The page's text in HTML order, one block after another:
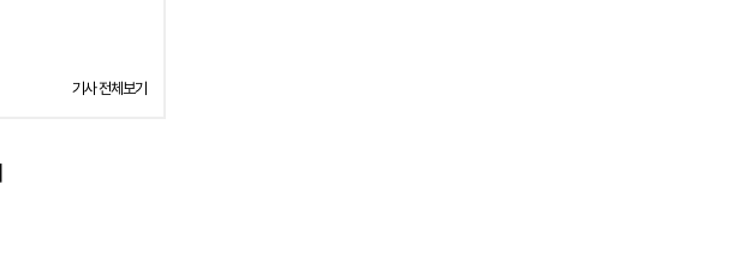
기사 전체보기